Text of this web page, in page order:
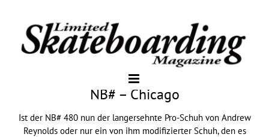
NB# – Chicago
Ist der NB# 480 nun der langersehnte Pro-Schuh von Andrew
Reynolds oder nur ein von ihm modifizierter Schuh, den es